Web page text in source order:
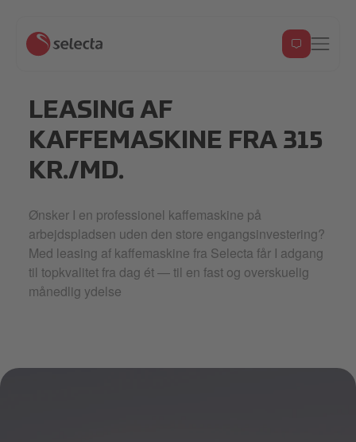
LEASING AF
KAFFEMASKINE FRA 315
KR./MD.
Ønsker I en professionel kaffemaskine på
arbejdspladsen uden den store engangsinvestering?
Med leasing af kaffemaskine fra Selecta får I adgang
til topkvalitet fra dag ét — til en fast og overskuelig
månedlig ydelse